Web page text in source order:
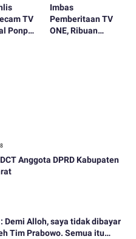
TV
Ponpes
Imbas
Pemberitaan TV
ONE, Ribuan
Anggota DPRD Kabupaten
Demi Alloh, saya tidak dibayar
Tim Prabowo. Semua itu